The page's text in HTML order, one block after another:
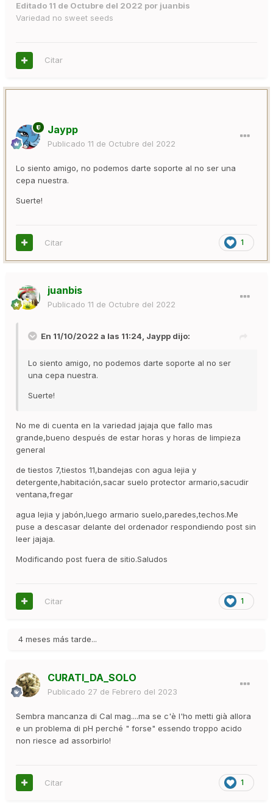
Editado 11 de Octubre del 2022 por juanbis
Variedad no sweet seeds
Citar
Jaypp
Publicado 11 de Octubre del 2022
Lo siento amigo, no podemos darte soporte al no ser una
cepa nuestra.
Suerte!
1
Citar
juanbis
Publicado 11 de Octubre del 2022
En 11/10/2022 a las 11:24, Jaypp dijo:
Lo siento amigo, no podemos darte soporte al no ser
una cepa nuestra.
Suerte!
No me di cuenta en la variedad jajaja que fallo mas
grande,bueno después de estar horas y horas de limpieza
general
de tiestos 7,tiestos 11,bandejas con agua lejia y
detergente,habitación,sacar suelo protector armario,sacudir
ventana,fregar
agua lejia y jabón,luego armario suelo,paredes,techos.Me
puse a descasar delante del ordenador respondiendo post sin
leer jajaja.
Modificando post fuera de sitio.Saludos
1
Citar
4 meses más tarde...
CURATI_DA_SOLO
Publicado 27 de Febrero del 2023
Sembra mancanza di Cal mag....ma se c'è l'ho metti già allora
e un problema di pH perché " forse" essendo troppo acido
non riesce ad assorbirlo!
1
Citar